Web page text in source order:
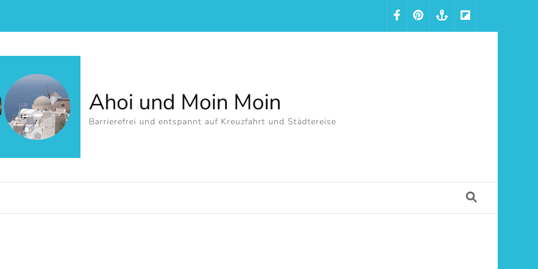
Ahoi und Moin Moin
Barrierefrei und entspannt auf Kreuzfahrt und Städtereise